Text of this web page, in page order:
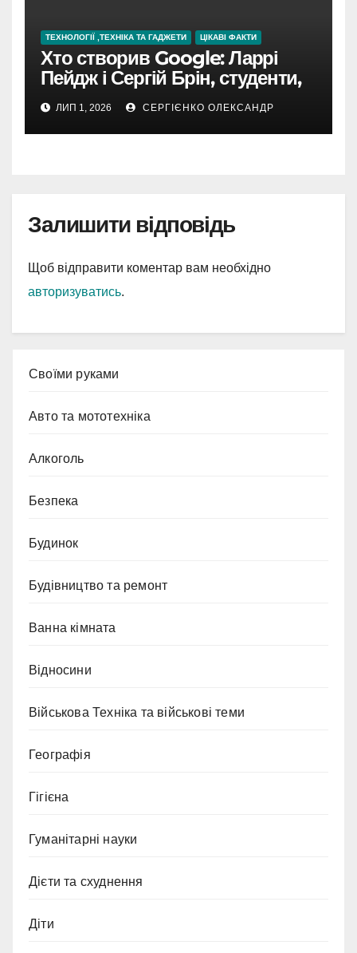
ТЕХНОЛОГІЇ ,ТЕХНІКА ТА ГАДЖЕТИ ЦІКАВІ ФАКТИ
Хто створив Google: Ларрі
Пейдж і Сергій Брін, студенти,
чия ідея підкорила інтернет
ЛИП 1, 2026 СЕРГІЄНКО ОЛЕКСАНДР
Залишити відповідь
Щоб відправити коментар вам необхідно
авторизуватись.
Cвоїми руками
Авто та мототехніка
Алкоголь
Безпека
Будинок
Будівництво та ремонт
Ванна кімната
Відносини
Військова Техніка та військові теми
Географія
Гігієна
Гуманітарні науки
Дієти та схуднення
Діти